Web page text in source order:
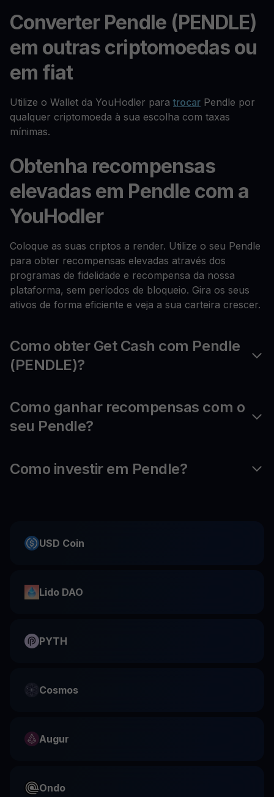
Converter Pendle (PENDLE)
em outras criptomoedas ou
em fiat
Utilize o Wallet da YouHodler paratrocar Pendle por
qualquer criptomoeda à sua escolha com taxas
mínimas.
Obtenha recompensas
elevadas em Pendle com a
YouHodler
Coloque as suas criptos a render. Utilize o seu Pendle
para obter recompensas elevadas através dos
programas de fidelidade e recompensa da nossa
plataforma, sem períodos de bloqueio. Gira os seus
ativos de forma eficiente e veja a sua carteira crescer.
Como obter Get Cash com Pendle
(PENDLE)?
Como ganhar recompensas com o
seu Pendle?
Como investir em Pendle?
USD Coin
Lido DAO
PYTH
Cosmos
Augur
Ondo